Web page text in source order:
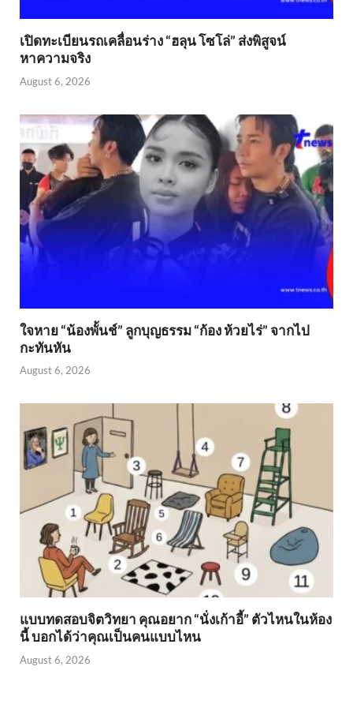
เปิดทะเบียนรถเคลื่อนร่าง “ฮลุน โซโล่” ส่งพิสูจน์
หาความจริง
August 6, 2026
ใจหาย “น้องพั้นช์” ลูกบุญธรรม “ก้อง ห้วยไร่” จากไป
กะทันหัน
August 6, 2026
แบบทดสอบจิตวิทยา คุณอยาก “นั่งเก้าอี้” ตัวไหนในห้อง
นี้ บอกได้ว่าคุณเป็นคนแบบไหน
August 6, 2026